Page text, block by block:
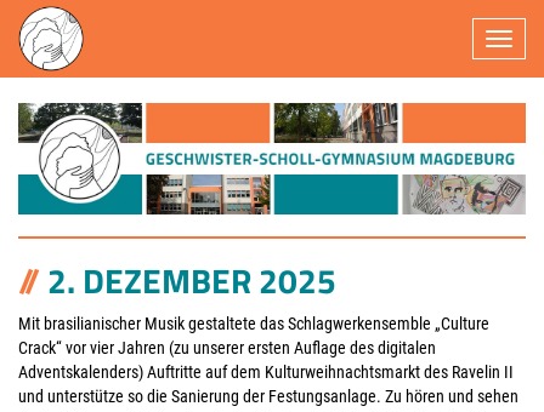
2. DEZEMBER 2025
Mit brasilianischer Musik gestaltete das Schlagwerkensemble „Culture
Crack“ vor vier Jahren (zu unserer ersten Auflage des digitalen
Adventskalenders) Auftritte auf dem Kulturweihnachtsmarkt des Ravelin II
und unterstütze so die Sanierung der Festungsanlage. Zu hören und sehen